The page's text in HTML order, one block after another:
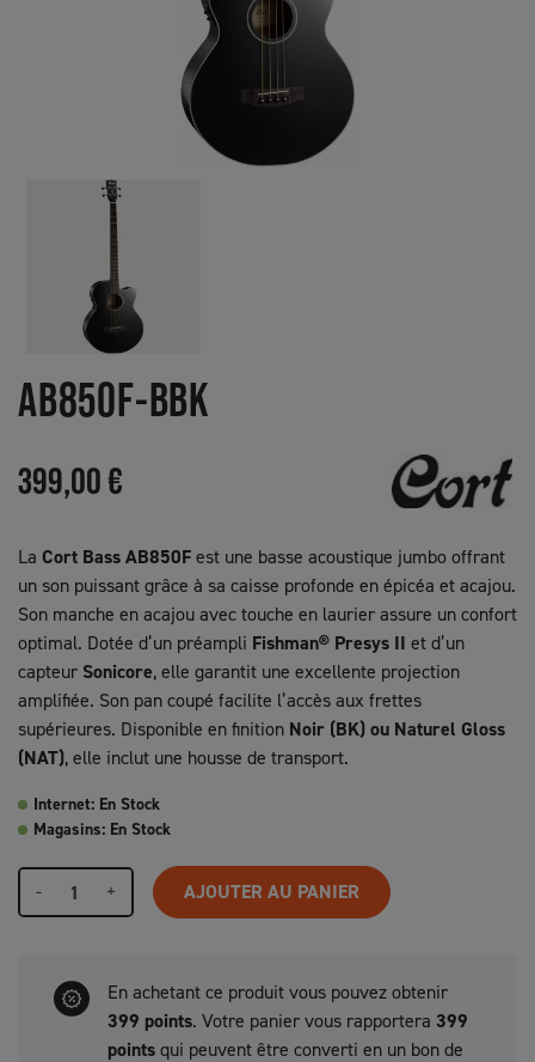
AB850F-BBK
399,00 €
La Cort Bass AB850Fest une basse acoustique jumbo offrant
un son puissant grâce à sa caisse profonde en épicéa et acajou.
Son manche en acajou avec touche en laurier assure un confort
optimal. Dotée d’un préampli Fishman® Presys II et d’un
capteur Sonicore, elle garantit une excellente projection
amplifiée. Son pan coupé facilite l’accès aux frettes
supérieures. Disponible en finition Noir (BK) ou Naturel Gloss
(NAT), elle inclut une housse de transport.
Internet: En Stock
Magasins: En Stock
- + AJOUTER AU PANIER
En achetant ce produit vous pouvez obtenir
399 points. Votre panier vous rapportera 399
pointsqui peuvent être converti en un bon de